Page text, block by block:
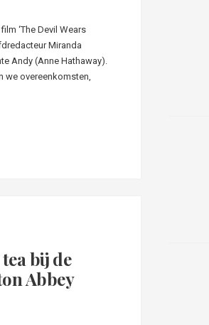
‘The Devil Wears
Miranda
Andy (Anne Hathaway).
we overeenkomsten,
bij de
Abbey